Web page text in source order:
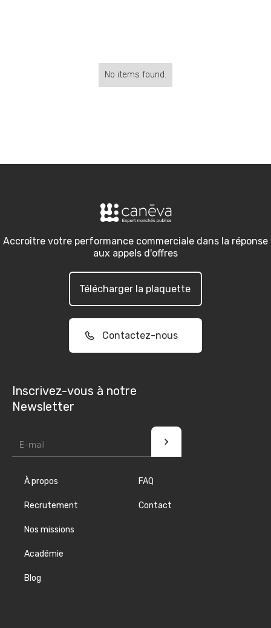
No items found.
Accroître votre performance commerciale dans la réponse
aux appels d'offres
Télécharger la plaquette
Contactez-nous
Inscrivez-vous à notre
Newsletter
À propos
Recrutement
Nos missions
Académie
Blog
FAQ
Contact